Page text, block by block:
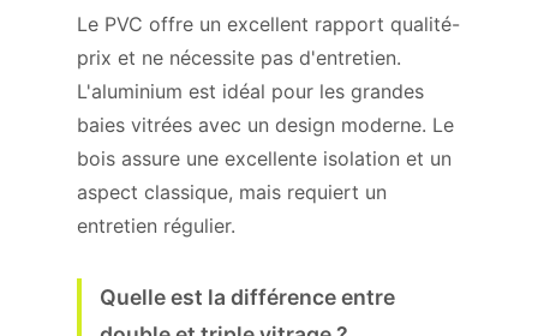
Le PVC offre un excellent rapport qualité-
prix et ne nécessite pas d'entretien.
L'aluminium est idéal pour les grandes
baies vitrées avec un design moderne. Le
bois assure une excellente isolation et un
aspect classique, mais requiert un
entretien régulier.
Quelle est la différence entre